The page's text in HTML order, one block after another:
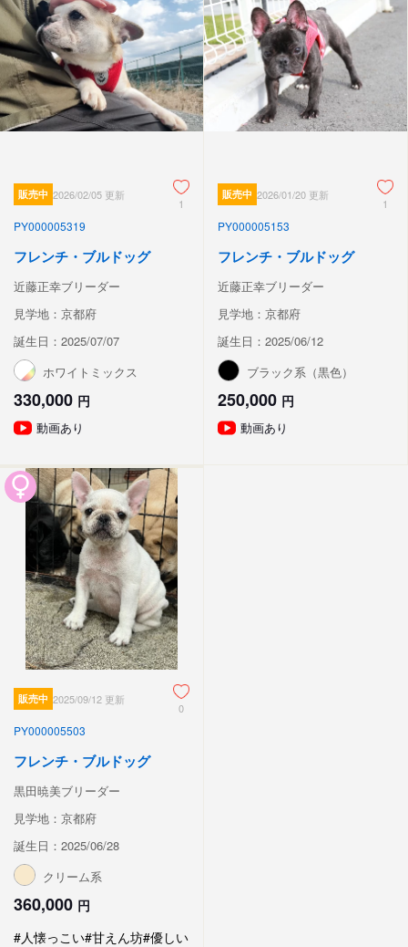
販売中 2026/02/05 更新
1
PY000005319
フレンチ・ブルドッグ
近藤正幸ブリーダー
見学地：京都府
誕生日：2025/07/07
ホワイトミックス
330,000 円
動画あり
販売中 2026/01/20 更新
1
PY000005153
フレンチ・ブルドッグ
近藤正幸ブリーダー
見学地：京都府
誕生日：2025/06/12
ブラック系（黒色）
250,000 円
動画あり
販売中 2025/09/12 更新
0
PY000005503
フレンチ・ブルドッグ
黒田暁美ブリーダー
見学地：京都府
誕生日：2025/06/28
クリーム系
360,000 円
#人懐っこい#甘えん坊#優しい